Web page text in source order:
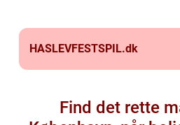
HASLEVFESTSPIL.dk
Find det rette